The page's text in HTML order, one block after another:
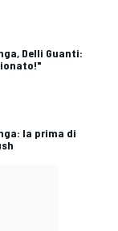
Delli Guanti:
la prima di